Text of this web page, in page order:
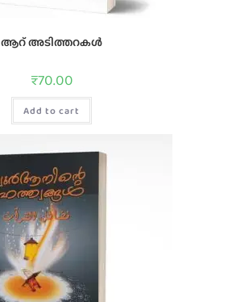
ആറ് അടിത്തറകൾ
₹70.00
Add to cart